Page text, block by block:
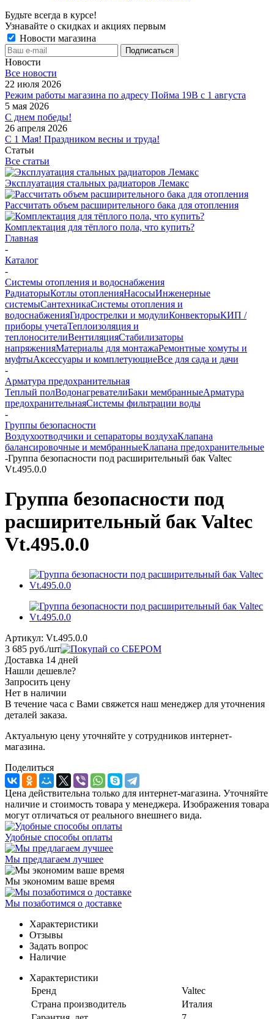
Будьте всегда в курсе!
Узнавайте о скидках и акциях первым
Новости магазина
Новости
Все новости
22 июля 2026
Режим работы магазина по адресу Пойма 19В с 1 августа
5 мая 2026
С днем победы!
26 апреля 2026
С 1 Мая! Праздником весны и труда!
Статьи
Все статьи
Эксплуатация стальных радиаторов Лемакс
Рассчитать объем расширительного бака для отопления
Комплектация для тёплого пола, что купить?
Главная
-
Каталог
-
Системы отопления и водоснабжения
РадиаторыКотлы отопленияНасосыИнженерные
системыСантехникаСистемы отопления и
водоснабженияГидрострелки и модулиКонвекторыКИП /
приборы учетаТеплоизоляция и
теплоносителиВентиляцияСтабилизаторы
напряженияМатериалы для монтажаРемонтные хомуты и
муфтыАксессуары и комплетующиеВсе для сада и дачи
-
Арматура предохранительная
Теплый полВодонагревателиБаки мембранныеАрматура
предохранительнаяСистемы фильтрации воды
-
Группы безопасности
Воздухоотводчики и сепараторы воздухаКлапана
балансировочные и мембранныеКлапана предохранительные
-Группа безопасности под расширительный бак Valtec
Vt.495.0.0
Группа безопасности под
расширительный бак Valtec
Vt.495.0.0
Артикул: Vt.495.0.0
3 685 руб./шт
Доставка 14 дней
Нашли дешевле?
Запросить цену
Нет в наличии
В течение часа с Вами свяжется наш менеджер для уточнения
деталей заказа.
Актуальную цену уточняйте у сотрудников интернет-
магазина.
Поделиться
Цена действительна только для интернет-магазина. Уточняйте
наличие и стоимость товара у менеджера. Изображения товара
могут отличаться от реального внешнего вида.
Удобные способы оплаты
Мы предлагаем лучшее
Мы экономим ваше время
Мы позаботимся о доставке
Характеристики
Отзывы
Задать вопрос
Наличие
Характеристики
Бренд
Valtec
Страна производитель
Италия